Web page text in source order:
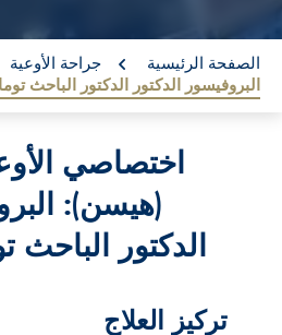
الصفحة الرئيسية
جراحة الأوعية
البروفيسور الدكتور الدكتور الباحث
اختصاصي
(هيسن):
الدكتور الباحث
تركيز العلاج